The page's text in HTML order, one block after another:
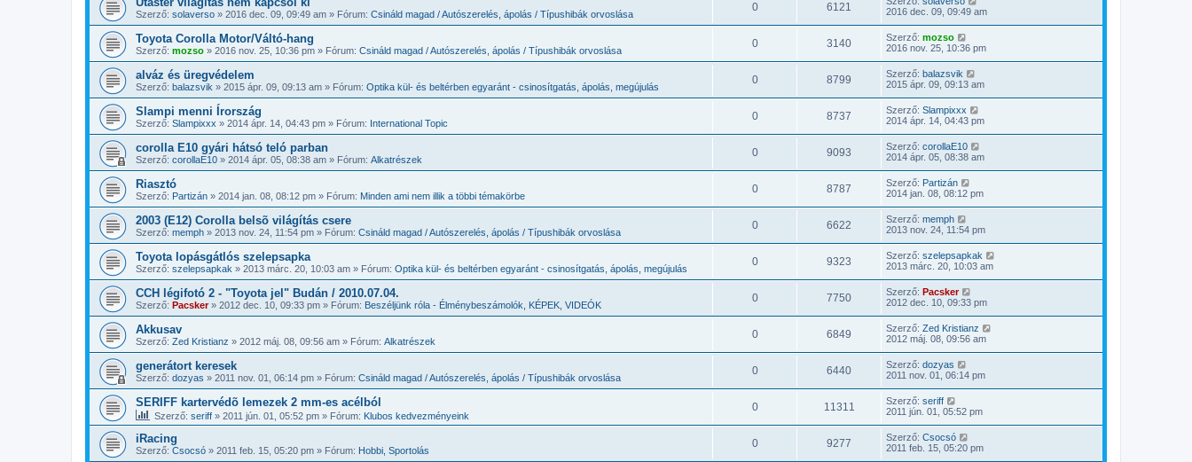
Szerző: solaverso » 2016 dec. 09, 09:49 am » Fórum: Csináld magad / Autószerelés, ápolás / Típushibák orvoslása
0 6121
2016 dec. 09, 09:49 am
Toyota Corolla Motor/Váltó-hang
Szerző: mozso » 2016 nov. 25, 10:36 pm » Fórum: Csináld magad / Autószerelés, ápolás / Típushibák orvoslása
0 3140 Szerző: mozso
2016 nov. 25, 10:36 pm
alváz és üregvédelem
Szerző: balazsvik » 2015 ápr. 09, 09:13 am » Fórum: Optika kül- és beltérben egyaránt - csinosítgatás, ápolás, megújulás
0 8799 Szerző: balazsvik
2015 ápr. 09, 09:13 am
Slampi menni Írország
Szerző: Slampixxx » 2014 ápr. 14, 04:43 pm » Fórum: International Topic
0 8737 Szerző: Slampixxx
2014 ápr. 14, 04:43 pm
corolla E10 gyári hátsó teló parban
Szerző: corollaE10 » 2014 ápr. 05, 08:38 am » Fórum: Alkatrészek
0 9093 Szerző: corollaE10
2014 ápr. 05, 08:38 am
Riasztó
Szerző: Partizán » 2014 jan. 08, 08:12 pm » Fórum: Minden ami nem illik a többi témakörbe
0 8787 Szerző: Partizán
2014 jan. 08, 08:12 pm
2003 (E12) Corolla belsõ világítás csere
Szerző: memph » 2013 nov. 24, 11:54 pm » Fórum: Csináld magad / Autószerelés, ápolás / Típushibák orvoslása
0 6622 Szerző: memph
2013 nov. 24, 11:54 pm
Toyota lopásgátlós szelepsapka
Szerző: szelepsapkak » 2013 márc. 20, 10:03 am » Fórum: Optika kül- és beltérben egyaránt - csinosítgatás, ápolás, megújulás
0 9323 Szerző: szelepsapkak
2013 márc. 20, 10:03 am
CCH légifotó 2 - "Toyota jel" Budán / 2010.07.04.
Szerző: Pacsker» 2012 dec. 10, 09:33 pm » Fórum: Beszéljünk róla - Élménybeszámolók, KÉPEK, VIDEÓK
0 7750 Szerző: Pacsker
2012 dec. 10, 09:33 pm
Akkusav
Szerző: Zed Kristianz » 2012 máj. 08, 09:56 am » Fórum: Alkatrészek
0 6849 Szerző: Zed Kristianz
2012 máj. 08, 09:56 am
generátort keresek
Szerző: dozyas » 2011 nov. 01, 06:14 pm » Fórum: Csináld magad / Autószerelés, ápolás / Típushibák orvoslása
0 6440 Szerző: dozyas
2011 nov. 01, 06:14 pm
SERIFF kartervédõ lemezek 2 mm-es acélból
Szerző: seriff » 2011 jún. 01, 05:52 pm » Fórum: Klubos kedvezményeink
0 11311 Szerző: seriff
2011 jún. 01, 05:52 pm
iRacing
Szerző: Csocsó » 2011 feb. 15, 05:20 pm » Fórum: Hobbi, Sportolás
0 9277 Szerző: Csocsó
2011 feb. 15, 05:20 pm